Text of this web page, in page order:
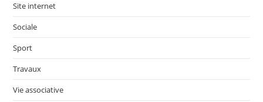
Site internet
Sociale
Sport
Travaux
Vie associative